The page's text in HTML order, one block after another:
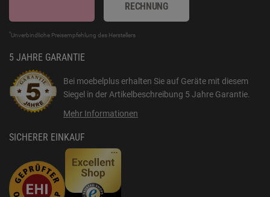
RECHNUNG
*Unverbindliche Preisempfehlung des Herstellers
5 JAHRE GARANTIE
Bei moebelplus erhalten Sie auf Geräte mit diesem
Siegel in der Artikelbeschreibung 5 Jahre Garantie.
Mehr Informationen
SICHERER EINKAUF